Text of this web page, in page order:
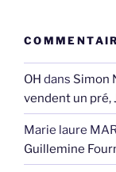
OH dans Simon
vendent un pré,
Marie laure
Guillemine